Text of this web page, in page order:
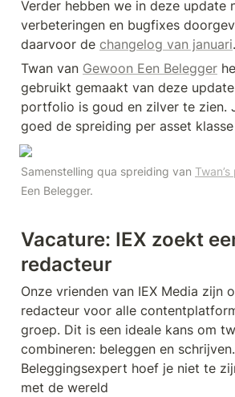
Verder hebben we in deze update
verbeteringen en bugfixes
daarvoor de changelog van januari.
Twan van Gewoon Een Belegger
gebruikt gemaakt van deze
portfolio is goud en zilver te zien.
goed de spreiding per asset
Samenstelling qua spreiding van
Een Belegger.
Vacature: IEX zoekt
redacteur
Onze vrienden van IEX Media zijn
redacteur voor alle
groep. Dit is een ideale kans om
combineren: beleggen en schrijven.
Beleggingsexpert hoef je niet te
met de wereld